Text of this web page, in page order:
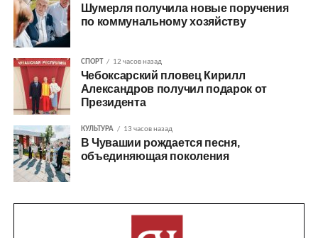
Шумерля получила новые поручения
по коммунальному хозяйству
СПОРТ 12 часов назад
Чебоксарский пловец Кирилл
Александров получил подарок от
Президента
КУЛЬТУРА 13 часов назад
В Чувашии рождается песня,
объединяющая поколения